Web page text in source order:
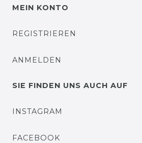
MEIN KONTO
REGISTRIEREN
ANMELDEN
SIE FINDEN UNS AUCH AUF
INSTAGRAM
FACEBOOK